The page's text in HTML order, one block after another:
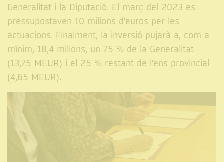
Generalitat i la Diputació. El març del 2023 es
pressupostaven 10 milions d'euros per les
actuacions. Finalment, la inversió pujarà a, com a
mínim, 18,4 milions, un 75 % de la Generalitat
(13,75 MEUR) i el 25 % restant de l'ens provincial
(4,65 MEUR).